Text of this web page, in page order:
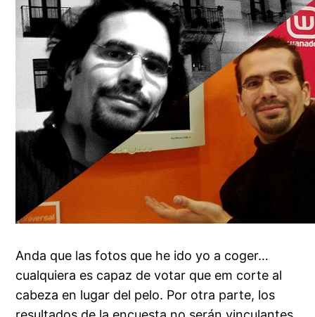
Anda que las fotos que he ido yo a coger…
cualquiera es capaz de votar que em corte al
cabeza en lugar del pelo. Por otra parte, los